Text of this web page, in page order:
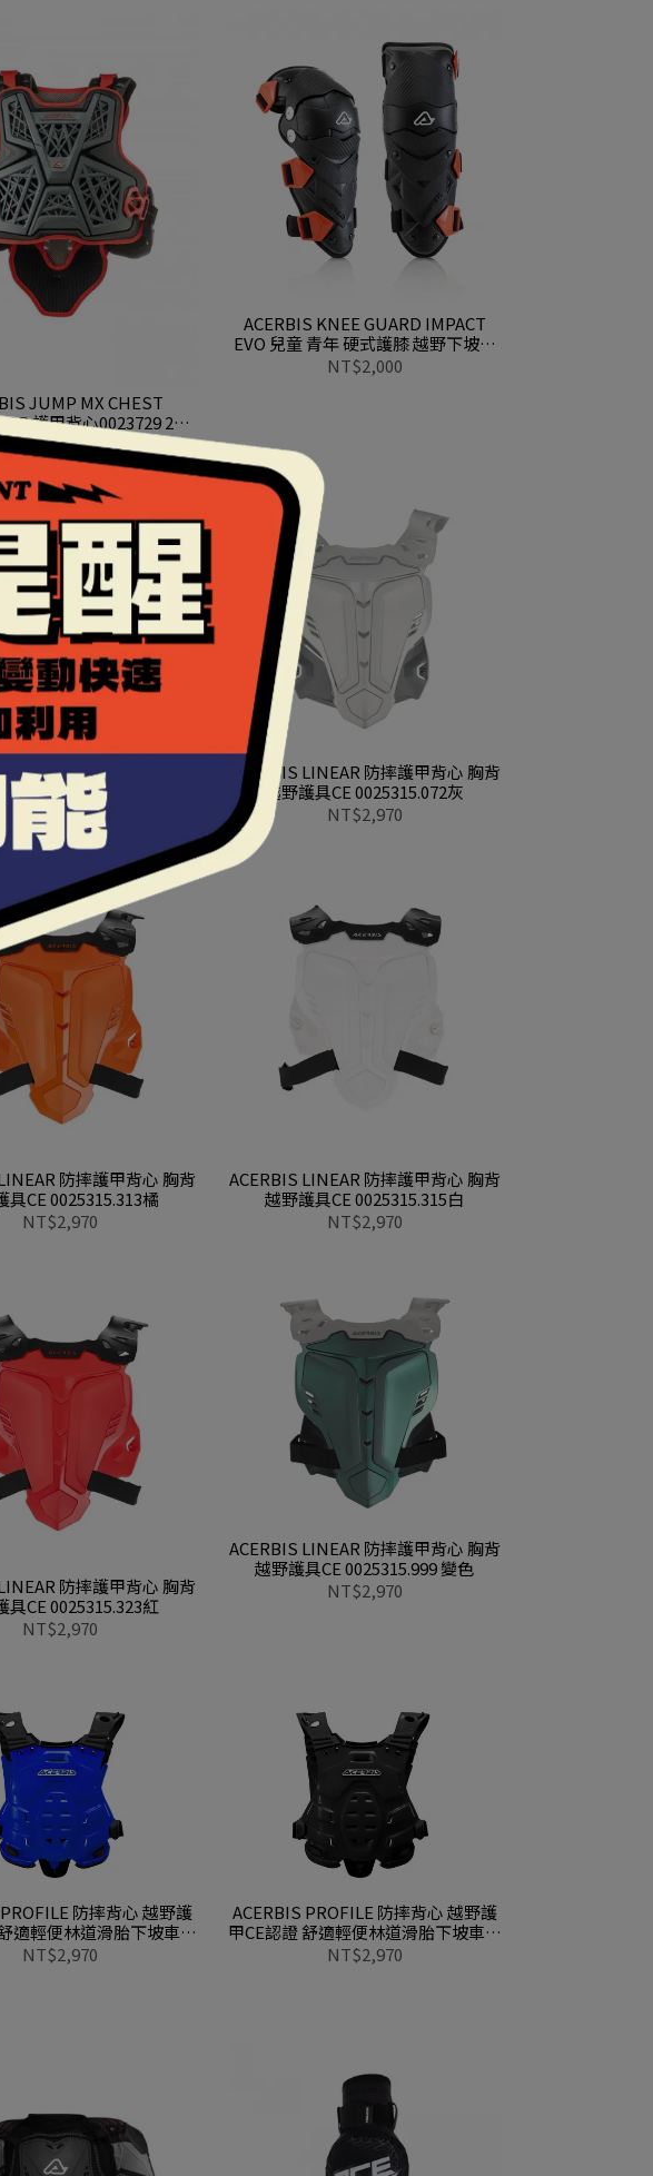
JUMP MX CHEST
護甲背心0023729 293
灰黑
NT$6,930
ACERBIS KNEE GUARD IMPACT
EVO 兒童 青年 硬式護膝 越野下坡車
林道腳踏車 0023918.323黑紅
NT$2,000
2.0 護甲 透氣護胸
道滑胎越野護具 0017756
黑灰
NT$7,900
ACERBIS LINEAR 防摔護甲背心 胸背
越野護具CE 0025315.072灰
NT$2,970
防摔護甲背心 胸背
具CE 0025315.313橘
NT$2,970
ACERBIS LINEAR 防摔護甲背心 胸背
越野護具CE 0025315.315白
NT$2,970
防摔護甲背心 胸背
具CE 0025315.323紅
NT$2,970
ACERBIS LINEAR 防摔護甲背心 胸背
越野護具CE 0025315.999 變色
NT$2,970
防摔背心 越野護
適輕便林道滑胎下坡車腳
可用0016987 040藍
NT$2,970
ACERBIS PROFILE 防摔背心 越野護
甲CE認證 舒適輕便林道滑胎下坡車腳
踏車可用0016987 090黑
NT$2,970